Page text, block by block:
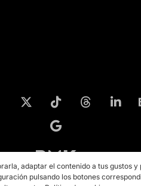
adaptar el contenido a tus gustos y
pulsando los botones